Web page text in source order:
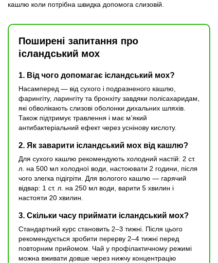
кашлю коли потрібна швидка допомога слизовій.
Поширені запитання про
ісландський мох
1. Від чого допомагає ісландський мох?
Насамперед — від сухого і подразненого кашлю,
фарингіту, ларингіту та бронхіту завдяки полісахаридам,
які обволікають слизові оболонки дихальних шляхів.
Також підтримує травлення і має м’який
антибактеріальний ефект через уснінову кислоту.
2. Як заварити ісландський мох від кашлю?
Для сухого кашлю рекомендують холодний настій: 2 ст.
л. на 500 мл холодної води, настоювати 2 години, після
чого злегка підігріти. Для вологого кашлю — гарячий
відвар: 1 ст. л. на 250 мл води, варити 5 хвилин і
настояти 20 хвилин.
3. Скільки часу приймати ісландський мох?
Стандартний курс становить 2–3 тижні. Після цього
рекомендується зробити перерву 2–4 тижні перед
повторним прийомом. Чай у профілактичному режимі
можна вживати довше через нижчу концентрацію